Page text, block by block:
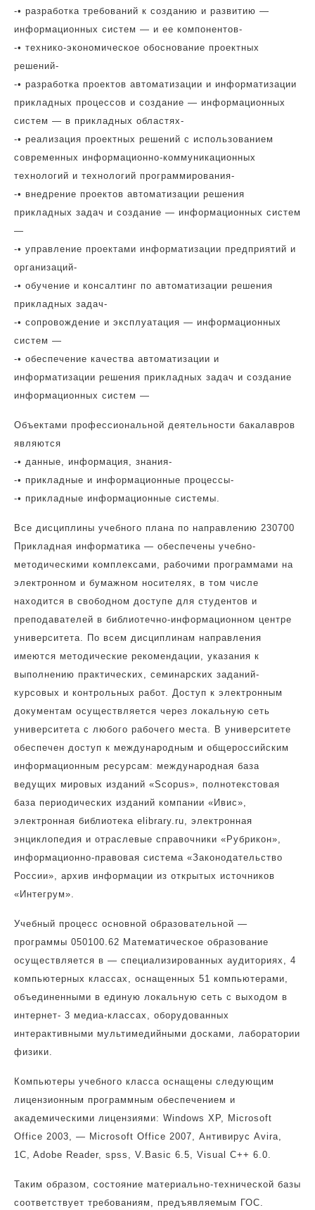
-• разработка требований к созданию и развитию —
информационных систем — и ее компонентов-
-• технико-экономическое обоснование проектных
решений-
-• разработка проектов автоматизации и информатизации
прикладных процессов и создание — информационных
систем — в прикладных областях-
-• реализация проектных решений с использованием
современных информационно-коммуникационных
технологий и технологий программирования-
-• внедрение проектов автоматизации решения
прикладных задач и создание — информационных систем
—
-• управление проектами информатизации предприятий и
организаций-
-• обучение и консалтинг по автоматизации решения
прикладных задач-
-• сопровождение и эксплуатация — информационных
систем —
-• обеспечение качества автоматизации и
информатизации решения прикладных задач и создание
информационных систем —
Объектами профессиональной деятельности бакалавров
являются
-• данные, информация, знания-
-• прикладные и информационные процессы-
-• прикладные информационные системы.
Все дисциплины учебного плана по направлению 230700
Прикладная информатика — обеспечены учебно-
методическими комплексами, рабочими программами на
электронном и бумажном носителях, в том числе
находится в свободном доступе для студентов и
преподавателей в библиотечно-информационном центре
университета. По всем дисциплинам направления
имеются методические рекомендации, указания к
выполнению практических, семинарских заданий-
курсовых и контрольных работ. Доступ к электронным
документам осуществляется через локальную сеть
университета с любого рабочего места. В университете
обеспечен доступ к международным и общероссийским
информационным ресурсам: международная база
ведущих мировых изданий «Scopus», полнотекстовая
база периодических изданий компании «Ивис»,
электронная библиотека elibrary.ru, электронная
энциклопедия и отраслевые справочники «Рубрикон»,
информационно-правовая система «Законодательство
России», архив информации из открытых источников
«Интегрум».
Учебный процесс основной образовательной —
программы 050100.62 Математическое образование
осуществляется в — специализированных аудиториях, 4
компьютерных классах, оснащенных 51 компьютерами,
объединенными в единую локальную сеть с выходом в
интернет- 3 медиа-классах, оборудованных
интерактивными мультимедийными досками, лаборатории
физики.
Компьютеры учебного класса оснащены следующим
лицензионным программным обеспечением и
академическими лицензиями: Windows XP, Microsoft
Office 2003, — Microsoft Office 2007, Антивирус Avira,
1C, Adobe Reader, spss, V.Basic 6.5, Visual C++ 6.0.
Таким образом, состояние материально-технической базы
соответствует требованиям, предъявляемым ГОС.